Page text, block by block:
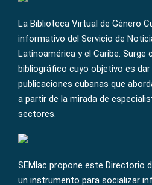
La Biblioteca Virtual de Género
informativo del Servicio de
Latinoamérica y el Caribe.
bibliográfico cuyo objetivo es
publicaciones cubanas que
a partir de la mirada de
sectores.
SEMlac propone este Directorio
un instrumento para socializar